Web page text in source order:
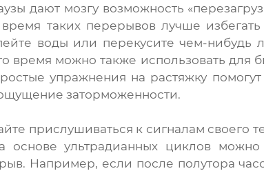
дают мозгу возможность
таких перерывов лучше
воды или перекусите чем-
время можно также использовать для
упражнения на растяжку
заторможенности.
прислушиваться к сигналам своего
основе ультрадианных циклов
Например, если после полутора